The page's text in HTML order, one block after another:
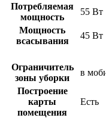
Потребляемая
мощность
55 Вт
Мощность
всасывания
45 Вт
Ограничитель
зоны уборки
в
Построение
карты
помещения
Есть